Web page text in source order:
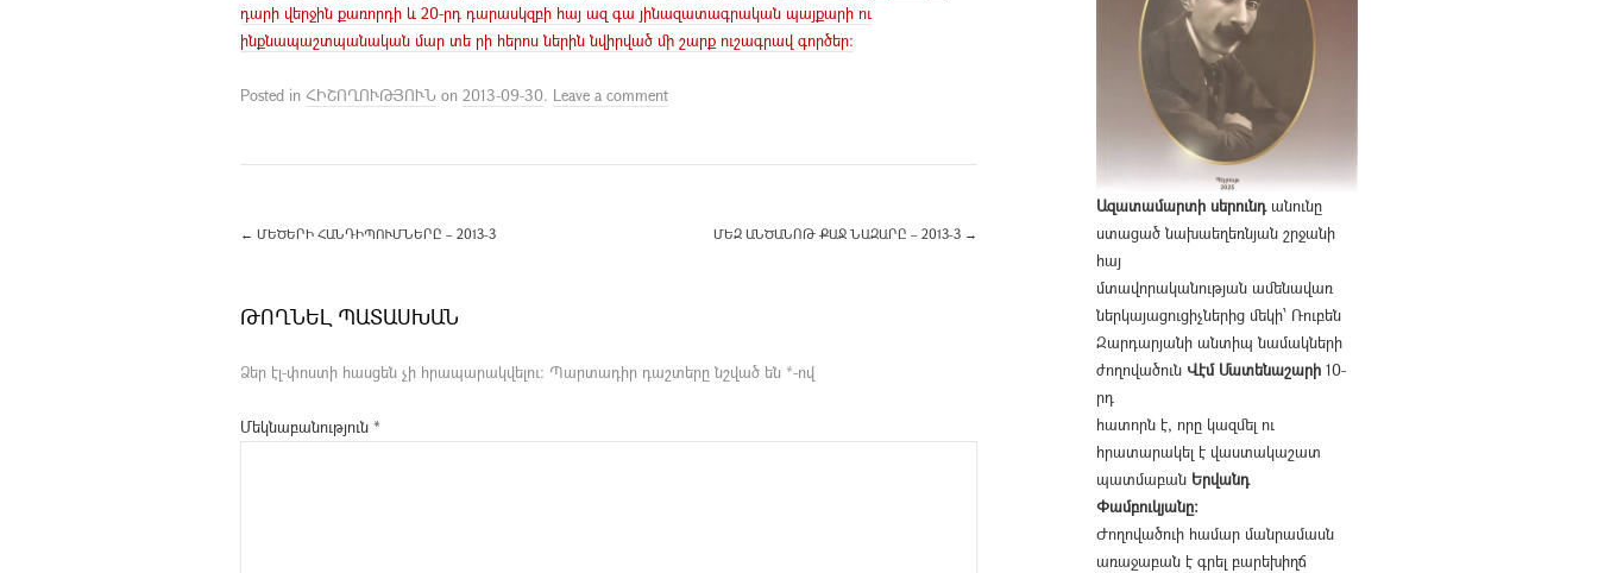
դարի վերջին քառորդի և 20-րդ դարասկզբի հայ ազ գա յինազատագրական պայքարի ու
ինքնապաշտպանական մար տե րի հերոս ներին նվիրված մի շարք ուշագրավ գործեր:
Posted in ՀԻՇՈՂՈՒԹՅՈՒՆ on 2013-09-30. Leave a comment
← ՄԵԾԵՐԻ ՀԱՆԴԻՊՈՒՄՆԵՐԸ – 2013-3 ՄԵԶ ԱՆԾԱՆՈԹ ՔԱՋ ՆԱԶԱՐԸ – 2013-3 →
ԹՈՂՆԵԼ ՊԱՏԱՍԽԱՆ
Ձեր էլ-փոստի հասցեն չի հրապարակվելու։ Պարտադիր դաշտերը նշված են *-ով
Մեկնաբանություն *
Ազատամարտի սերունդանունը
ստացած նախաեղեռնյան շրջանի
հայ
մտավորականության ամենավառ
ներկայացուցիչներից մեկի՝ Ռուբեն
Զարդարյանի անտիպ նամակների
ժողովածուն Վէմ Մատենաշարի 10-
րդ
հատորն է, որը կազմել ու
հրատարակել է վաստակաշատ
պատմաբան Երվանդ
Փամբուկյանը։
Ժողովածուի համար մանրամասն
առաջաբան է գրել բարեխիղճ